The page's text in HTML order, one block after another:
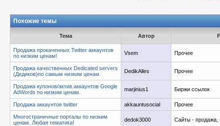
Похожие темы
Тема Автор
Продажа прокаченных Twitter аккаунтов
по низким ценам!
Vsem Прочее
Продажа качественных Dedicated servers
(Дедиков)по самым низким ценам.
DedikAlles Прочее
Продажа купонов/актив.аккаунтов Google
AdWords по низким ценам.
marjinius1 Биржи ссылок
Продажа аккаунтов twitter akkauntusocial Прочее
Многостраничные порталы по низким
ценам. Любая тематика!
dedok3000 Сайты - продажа,